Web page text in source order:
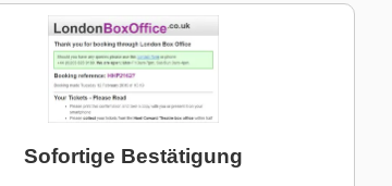
Sofortige Bestätigung